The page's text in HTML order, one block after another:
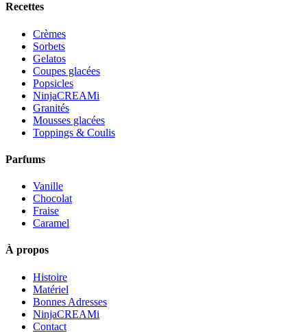
Recettes
Crèmes
Sorbets
Gelatos
Coupes glacées
Popsicles
NinjaCREAMi
Granités
Mousses glacées
Toppings & Coulis
Parfums
Vanille
Chocolat
Fraise
Caramel
À propos
Histoire
Matériel
Bonnes Adresses
NinjaCREAMi
Contact